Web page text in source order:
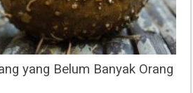
yang Belum Banyak Orang